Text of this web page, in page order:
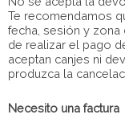
Te recomendamos
fecha, sesión y zona
de realizar el pago
aceptan canjes ni
produzca la
Necesito una factura